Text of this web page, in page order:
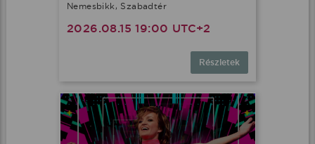
Nemesbikk, Szabadtér
2026.08.15 19:00 UTC+2
Részletek